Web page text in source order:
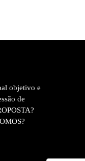
objetivo e
de